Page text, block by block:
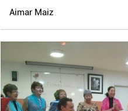
Aimar Maiz